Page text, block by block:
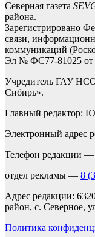
Северная газета
района.
Зарегистрировано
связи,
коммуникаций
Эл № ФС77-81025 от
Учредитель ГАУ НСО
Сибирь».
Главный редактор:
Электронный адрес
Телефон редакции —
отдел рекламы — 8
Адрес редакции:
район, с. Северное,
Политика